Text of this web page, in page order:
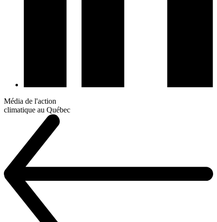
Média de l'action
climatique au Québec